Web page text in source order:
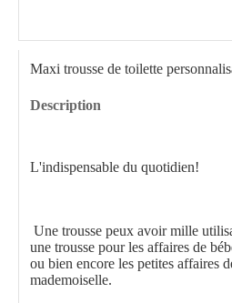
Maxi trousse de toilette
Description
L'indispensable du quotidien!
Une trousse peux avoir mille
une trousse pour les affaires de
ou bien encore les petites affaires
mademoiselle.